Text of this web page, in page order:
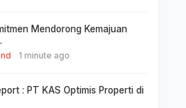
Mendorong Kemajuan
1 minute ago
: PT KAS Optimis Properti di